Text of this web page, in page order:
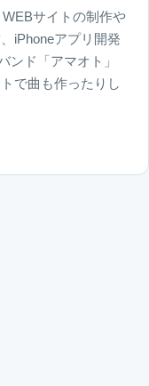
サイトの制作や
iPhoneアプリ開発
ンド「アマオト」
で曲も作ったりし